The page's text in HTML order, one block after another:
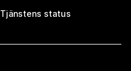
Tjänstens status